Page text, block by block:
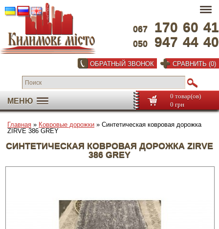
067 170 60 41
050 947 44 40
ОБРАТНЫЙ ЗВОНОК СРАВНИТЬ (0)
МЕНЮ
0 товар(ов)
0 грн
Главная » Ковровые дорожки » Синтетическая ковровая дорожка
ZIRVE 386 GREY
СИНТЕТИЧЕСКАЯ КОВРОВАЯ ДОРОЖКА ZIRVE
386 GREY